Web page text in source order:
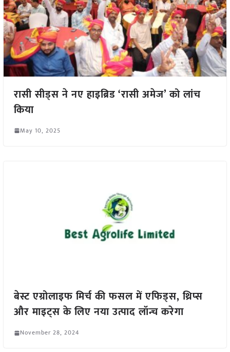
रासी सीड्स ने नए हाइब्रिड ‘रासी अमेज’ को लांच
किया
May 10, 2025
बेस्ट एग्रोलाइफ मिर्च की फसल में एफिड्स, थ्रिप्स
और माइट्स के लिए नया उत्पाद लॉन्च करेगा
November 28, 2024